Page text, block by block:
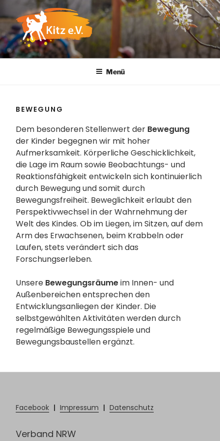
Inhalt
springen
KITZ E.V. |
Kindertagesstätte
Menü
BEWEGUNG
Dem besonderen Stellenwert der Bewegung
der Kinder begegnen wir mit hoher
Aufmerksamkeit. Körperliche Geschicklichkeit,
die Lage im Raum sowie Beobachtungs- und
Reaktionsfähigkeit entwickeln sich kontinuierlich
durch Bewegung und somit durch
Bewegungsfreiheit. Beweglichkeit erlaubt den
Perspektivwechsel in der Wahrnehmung der
Welt des Kindes. Ob im Liegen, im Sitzen, auf dem
Arm des Erwachsenen, beim Krabbeln oder
Laufen, stets verändert sich das
Forschungserleben.
Unsere Bewegungsräumeim Innen- und
Außenbereichen entsprechen den
Entwicklungsanliegen der Kinder. Die
selbstgewählten Aktivitäten werden durch
regelmäßige Bewegungsspiele und
Bewegungsbaustellen ergänzt.
Facebook | Impressum | Datenschutz
Verband NRW